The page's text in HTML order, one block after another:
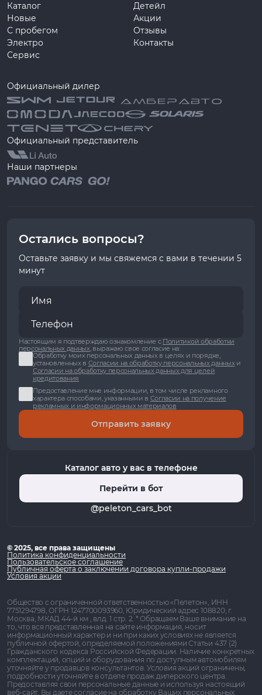
Каталог
Новые
С пробегом
Электро
Сервис
Детейл
Акции
Отзывы
Контакты
Официальный дилер
Официальный представитель
Наши партнеры
Остались вопросы?
Оставьте заявку и мы свяжемся с вами в течении 5
минут
Настоящим я подтверждаю ознакомление с Политикой обработки
персональных данных, выражаю свое согласие на:
Обработку моих персональных данных в целях и порядке,
установленных в Согласии на обработку персональных данныхи
Согласии на обработку персональных данных для целей
кредитования
Предоставление мне информации, в том числе рекламного
характера способами, указанными в Согласии на получение
рекламных и информационных материалов
Отправить заявку
Каталог авто у вас в телефоне
Перейти в бот
@peleton_cars_bot
© 2025, все права защищены
Политика конфиденциальности
Пользовательское соглашение
Публичная оферта о заключении договора купли-продажи
Условия акции
Общество с ограниченной ответственностью «Пелетон», ИНН
7751294798, ОГРН 1247700093960, Юридический адрес 108820, г.
Москва, МКАД 44-й км , влд. 1 стр. 2. * Обращаем Ваше внимание на
то, что вся представленная на сайте информация, носит
информационный характер и ни при каких условиях не является
публичной офертой, определяемой положениями Статьи 437 (2)
Гражданского кодекса Российской Федерации. Наличие конкретных
комплектаций, опций и оборудования по доступным автомобилям
уточняйте у продавцов консультантов. Условия акций ограничены,
подробности уточняйте в отделе продаж дилерского центра.
Предоставляя свои персональные данные и используя настоящий
веб-сайт, Вы даете согласие на обработку Ваших персональных